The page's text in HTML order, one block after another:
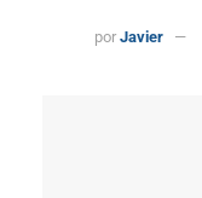
por Javier